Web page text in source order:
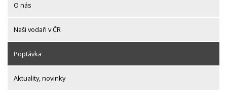
O nás
Naši vodaři v ČR
Poptávka
Aktuality, novinky